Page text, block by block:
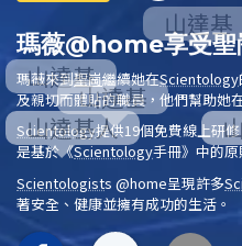
瑪薇@home享受聖
瑪薇來到聖崗繼續她在Scientology
及親切而體貼的職員，他們幫助她
Scientology提供19個免費線上研
是基於《Scientology手冊》 中的
Scientologists @home呈現許多
著安全、健康並擁有成功的生活。